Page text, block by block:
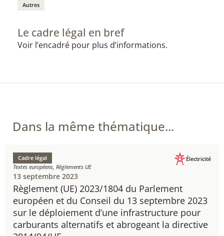
Autres
Le cadre légal en bref
Voir l’encadré pour plus d’informations.
Dans la même thématique...
Règlement (UE) 2023/1804​ du Parlement
européen et du Conseil​ du 13 septembre 2023
sur le déploiement d’une infrastructure pour
carburants alternatifs et abrogeant la directive
Cadre légal
Textes européens, Règlements UE
Électricité
13 septembre 2023